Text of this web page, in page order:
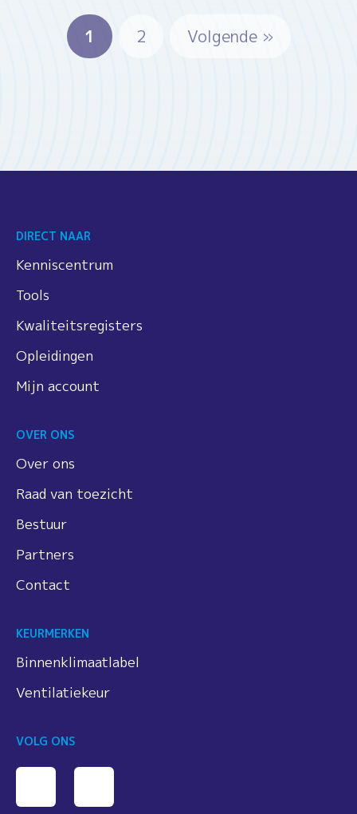
1 2 Volgende »
DIRECT NAAR
Kenniscentrum
Tools
Kwaliteitsregisters
Opleidingen
Mijn account
OVER ONS
Over ons
Raad van toezicht
Bestuur
Partners
Contact
KEURMERKEN
Binnenklimaatlabel
Ventilatiekeur
VOLG ONS